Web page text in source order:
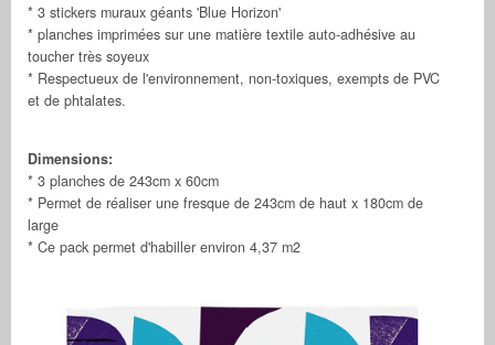
* 3 stickers muraux géants 'Blue Horizon'
* planches imprimées sur une matière textile auto-adhésive au
toucher très soyeux
* Respectueux de l'environnement, non-toxiques, exempts de PVC
et de phtalates.
Dimensions:
* 3 planches de 243cm x 60cm
* Permet de réaliser une fresque de 243cm de haut x 180cm de
large
* Ce pack permet d'habiller environ 4,37 m2